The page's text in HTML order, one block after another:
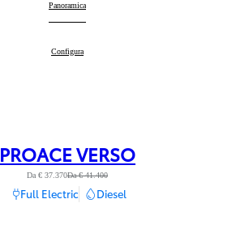
PROACE:
Panoramica
PROACE
Configura
PROACE VERSO
Da € 37.370Da € 41.400
Full Electric Diesel